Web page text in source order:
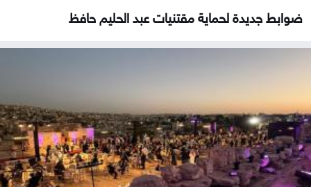
ضوابط جديدة لحماية مقتنيات عبد الحليم حافظ